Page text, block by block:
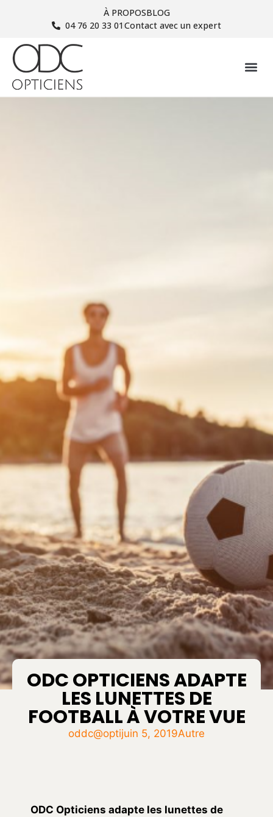
À PROPOSBLOG
04 76 20 33 01Contact avec un expert
ODC OPTICIENS ADAPTE
LES LUNETTES DE
FOOTBALL À VOTRE VUE
oddc@optijuin 5, 2019Autre
ODC Opticiens adapte les lunettes de